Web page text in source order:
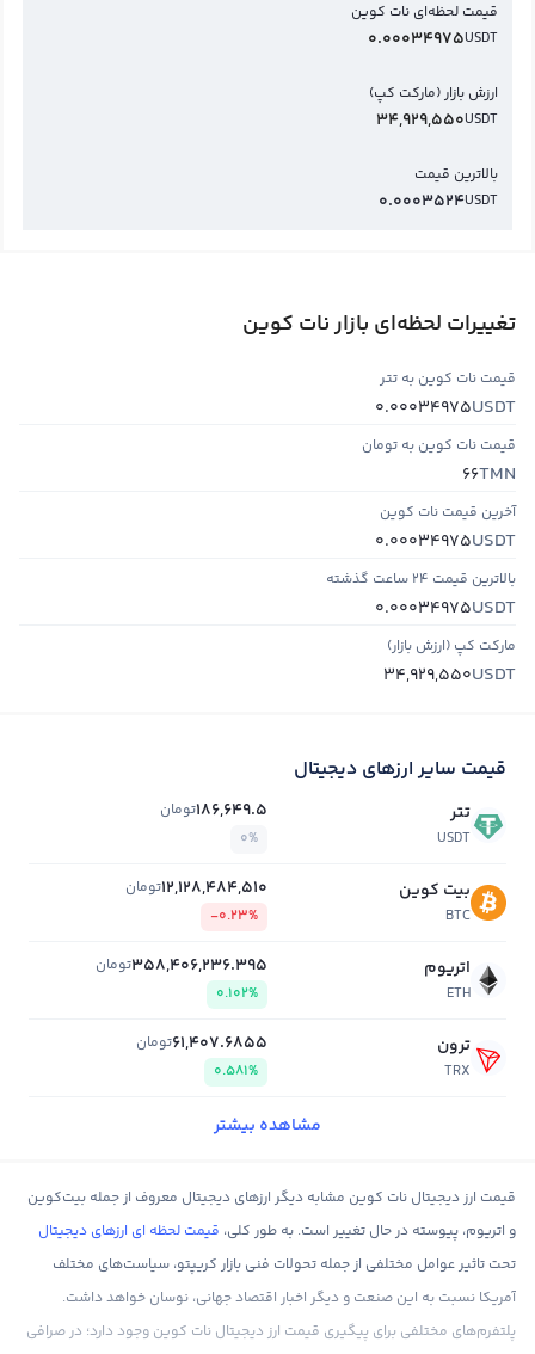
قیمت لحظه‌ای نات کوین
USDT
0.00034975
ارزش بازار (مارکت کپ)
USDT
34,929,550
بالاترین قیمت
USDT
0.0003524
تغییرات لحظه‌ای بازار نات کوین
قیمت نات کوین به تتر
USDT
0.00034975
قیمت نات کوین به تومان
TMN
66
آخرین قیمت نات کوین
USDT
0.00034975
بالاترین قیمت ۲۴ ساعت گذشته
USDT
0.00034975
مارکت کپ (ارزش بازار)
USDT
34,929,550
قیمت سایر ارزهای دیجیتال
تتر
USDT
186,649.5تومان
0%
بیت کوین
BTC
12,128,484,510تومان
-0.23%
اتریوم
ETH
358,406,236.395تومان
0.102%
ترون
TRX
61,407.6855تومان
0.581%
مشاهده بیشتر
قیمت ارز دیجیتال نات کوین مشابه دیگر ارزهای دیجیتال معروف از جمله بیت‌کوین
و اتریوم، پیوسته در حال تغییر است. به طور کلی، قیمت لحظه ای ارزهای دیجیتال
تحت تاثیر عوامل مختلفی از جمله تحولات فنی بازار کریپتو، سیاست‌های مختلف
آمریکا نسبت به این صنعت و دیگر اخبار اقتصاد جهانی، نوسان خواهد داشت.
پلتفرم‌های مختلفی برای پیگیری قیمت ارز دیجیتال نات کوین وجود دارد؛ در صرافی